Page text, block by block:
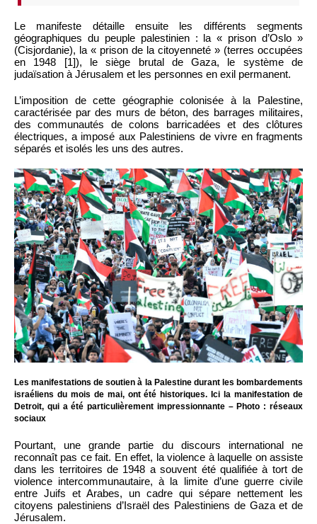
Le manifeste détaille ensuite les différents segments
géographiques du peuple palestinien : la « prison d’Oslo »
(Cisjordanie), la « prison de la citoyenneté » (terres occupées
en 1948 [1]), le siège brutal de Gaza, le système de
judaïsation à Jérusalem et les personnes en exil permanent.
L’imposition de cette géographie colonisée à la Palestine,
caractérisée par des murs de béton, des barrages militaires,
des communautés de colons barricadées et des clôtures
électriques, a imposé aux Palestiniens de vivre en fragments
séparés et isolés les uns des autres.
Les manifestations de soutien à la Palestine durant les bombardements
israéliens du mois de mai, ont été historiques. Ici la manifestation de
Detroit, qui a été particulièrement impressionnante – Photo : réseaux
sociaux
Pourtant, une grande partie du discours international ne
reconnaît pas ce fait. En effet, la violence à laquelle on assiste
dans les territoires de 1948 a souvent été qualifiée à tort de
violence intercommunautaire, à la limite d’une guerre civile
entre Juifs et Arabes, un cadre qui sépare nettement les
citoyens palestiniens d’Israël des Palestiniens de Gaza et de
Jérusalem.